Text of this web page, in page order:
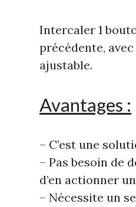
Intercaler 1
précédente,
ajustable.
Avantages :
– C’est une
– Pas besoin de
d’en actionner
– Nécessite un